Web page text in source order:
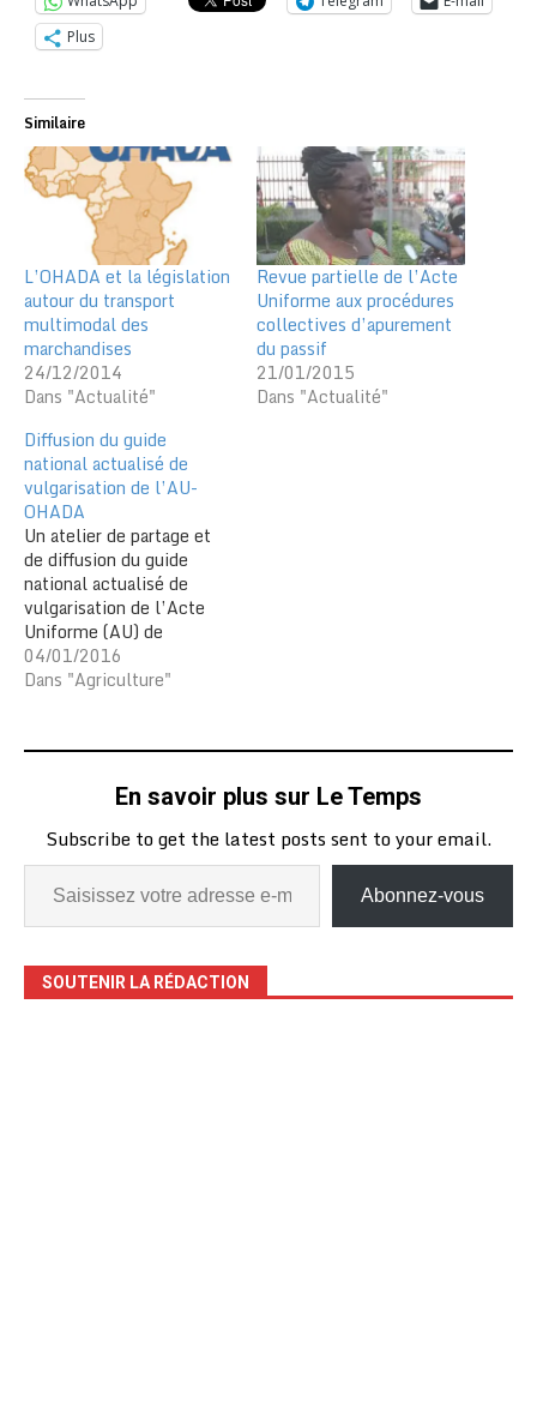
Plus
Similaire
L’OHADA et la législation
autour du transport
multimodal des
marchandises
24/12/2014
Dans "Actualité"
Revue partielle de l’Acte
Uniforme aux procédures
collectives d’apurement
du passif
21/01/2015
Dans "Actualité"
Diffusion du guide
national actualisé de
vulgarisation de l’AU-
OHADA
Un atelier de partage et
de diffusion du guide
national actualisé de
vulgarisation de l’Acte
Uniforme (AU) de
l’Organisation pour
l’Harmonisation en
au droit des sociétés
réuni, le 30 décembre à
organisations paysannes
de la…
04/01/2016
Dans "Agriculture"
En savoir plus sur Le Temps
Subscribe to get the latest posts sent to your email.
Abonnez-vous
SOUTENIR LA RÉDACTION